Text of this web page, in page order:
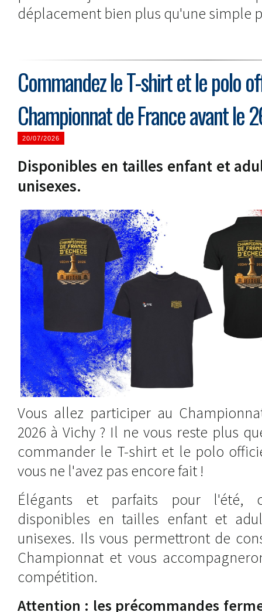
déplacement bien plus qu'une simple
Commandez le T-shirt et le polo
Championnat de France avant le
20/07/2026
Disponibles en tailles enfant et
unisexes.
Vous allez participer au
2026 à Vichy ? Il ne vous reste plus
commander le T-shirt et le polo
vous ne l'avez pas encore fait !
Élégants et parfaits pour l'été,
disponibles en tailles enfant et
unisexes. Ils vous permettront de
Championnat et vous
compétition.
Attention : les précommandes